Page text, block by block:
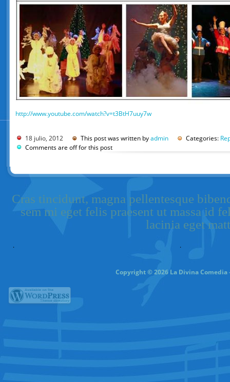
http://www.youtube.com/watch?v=t3BtH7uuy7w
18 julio, 2012 This post was written byadmin Categories:
Comments are off for this post
Cras tincidunt, magna pellentesque
sem mi eget felis praesent ut massa id
lacinia eget
. .
Copyright © 2026 La Divina Comedia